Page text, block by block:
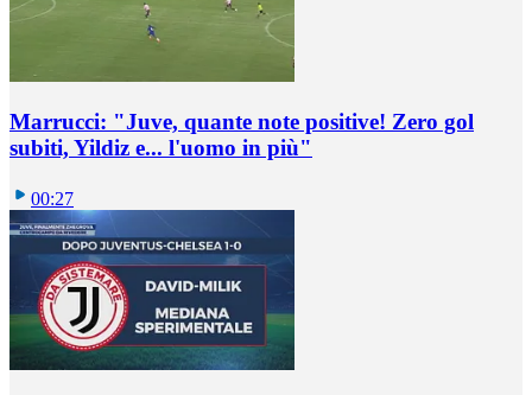
Marrucci: "Juve, quante note positive! Zero gol
subiti, Yildiz e... l'uomo in più"
00:27